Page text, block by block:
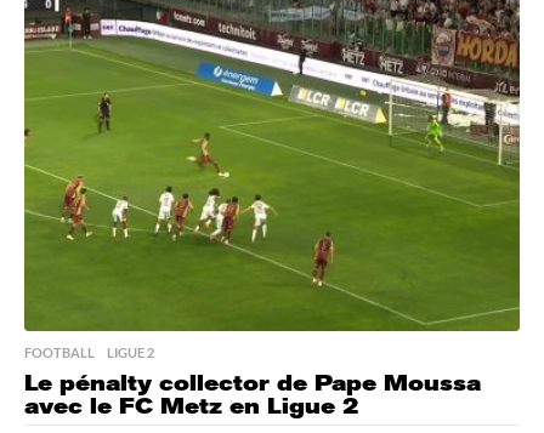
r
e
s
FOOTBALL ,LIGUE 2
Le pénalty collector de Pape Moussa
avec le FC Metz en Ligue 2